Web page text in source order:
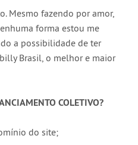
Mesmo fazendo por amor,
forma estou me
a possibilidade de ter
Brasil, o melhor e maior
COLETIVO?
do site;